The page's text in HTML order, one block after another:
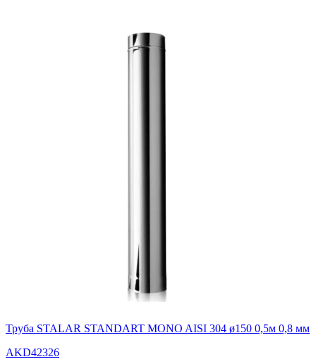
Труба STALAR STANDART MONO AISI 304 ø150 0,5м 0,8 мм
AKD42326